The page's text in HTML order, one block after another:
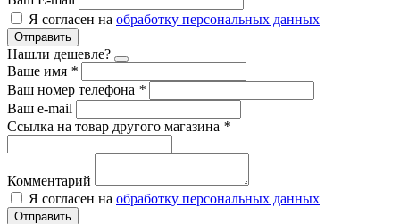
Я согласен на обработку персональных данных
Отправить
Нашли дешевле?
Ваше имя *
Ваш номер телефона *
Ваш e-mail
Ссылка на товар другого магазина *
Комментарий
Я согласен на обработку персональных данных
Отправить